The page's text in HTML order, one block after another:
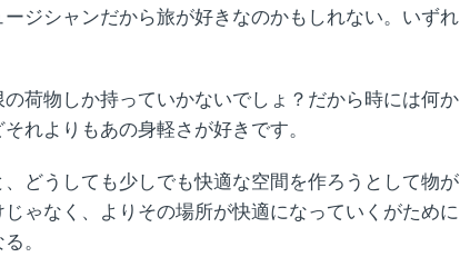
ジシャンだから旅が好きなのかもしれない。いずれ
荷物しか持っていかないでしょ？だから時には何か
れよりもあの身軽さが好きです。
どうしても少しでも快適な空間を作ろうとして物が
ゃなく、よりその場所が快適になっていくがために
。